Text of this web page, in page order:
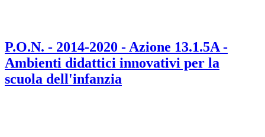
P.O.N. - 2014-2020 - Azione 13.1.5A -
Ambienti didattici innovativi per la
scuola dell'infanzia